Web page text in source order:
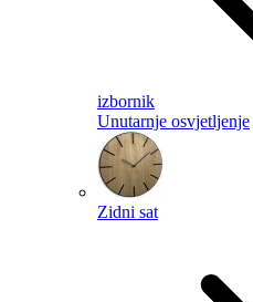
izbornik
Unutarnje osvjetljenje
Zidni sat